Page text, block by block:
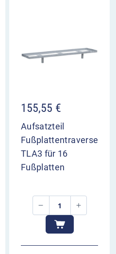
155,55 €
Aufsatzteil
Fußplattentraverse
TLA3 für 16
Fußplatten